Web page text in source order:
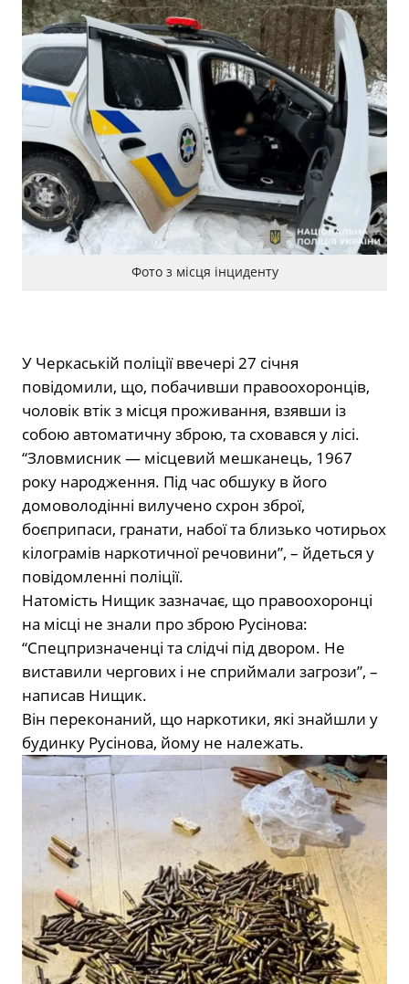
Фото з місця інциденту
У Черкаській поліції ввечері 27 січня
повідомили, що, побачивши правоохоронців,
чоловік втік з місця проживання, взявши із
собою автоматичну зброю, та сховався у лісі.
“Зловмисник — місцевий мешканець, 1967
року народження. Під час обшуку в його
домоволодінні вилучено схрон зброї,
боєприпаси, гранати, набої та близько чотирьох
кілограмів наркотичної речовини”, – йдеться у
повідомленні поліції.
Натомість Нищик зазначає, що правоохоронці
на місці не знали про зброю Русінова:
“Спецпризначенці та слідчі під двором. Не
виставили чергових і не сприймали загрози”, –
написав Нищик.
Він переконаний, що наркотики, які знайшли у
будинку Русінова, йому не належать.